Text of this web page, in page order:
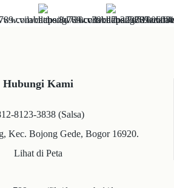
Hubungi Kami
8123-3838 (Salsa)
Kec. Bojong Gede, Bogor 16920.
Lihat di Peta